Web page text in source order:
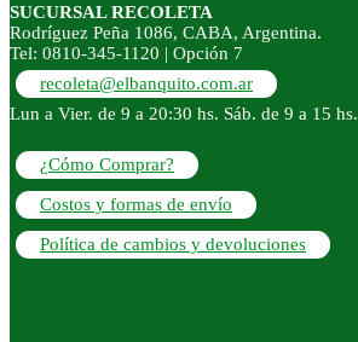
SUCURSAL RECOLETA
Rodríguez Peña 1086, CABA, Argentina.
Tel: 0810-345-1120 | Opción 7
recoleta@elbanquito.com.ar
Lun a Vier. de 9 a 20:30 hs. Sáb. de 9 a 15 hs.
¿Cómo Comprar?
Costos y formas de envío
Política de cambios y devoluciones